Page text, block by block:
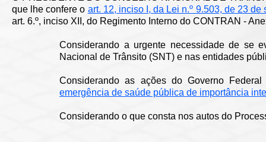
que lhe confere o art. 12, inciso I, da Lei n.º 9.503, de 23 de
art. 6.º, inciso XII, do Regimento Interno do CONTRAN -
Considerando a urgente necessidade de se
Nacional de Trânsito (SNT) e nas entidades
Considerando as ações do Governo
emergência de saúde pública de importância
Considerando o que consta nos autos do